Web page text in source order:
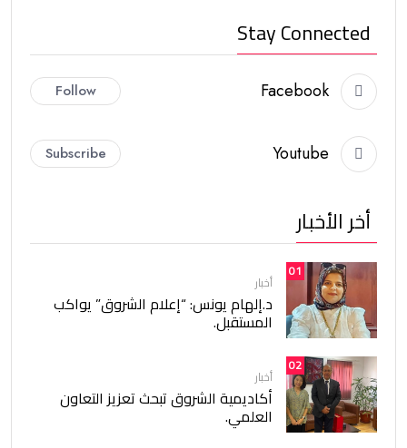
Stay Connected
Facebook
Follow
Youtube
Subscribe
أخر الأخبار
01
أخبار
د.إلهام يونس: “إعلام الشروق” يواكب
المستقبل.
02
أخبار
أكاديمية الشروق تبحث تعزيز التعاون
العلمي.